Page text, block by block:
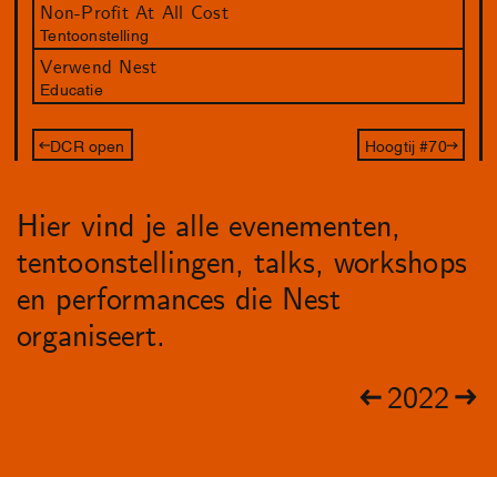
Non-Profit At All Cost
Tentoonstelling
Verwend Nest
Educatie
DCR open Hoogtij #70
Hier vind je alle evenementen,
tentoonstellingen, talks, workshops
en performances die Nest
organiseert.
2022